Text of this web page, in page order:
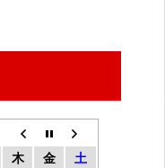
木 金
土